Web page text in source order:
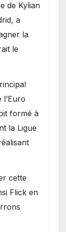
de Kylian
a
la
le
formé à
la Ligue
cette
Flick en